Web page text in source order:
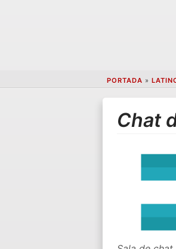
PORTADA »
Chat